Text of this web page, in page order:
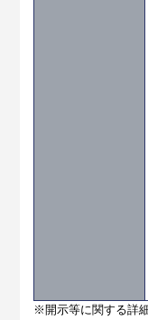
※開示等に関する詳